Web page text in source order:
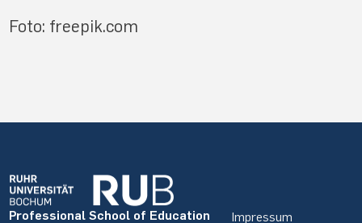
Foto: freepik.com
Professional School of Education Impressum